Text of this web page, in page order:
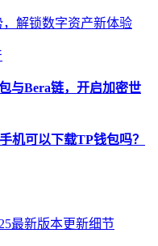
，解锁数字资产新体验
与Bera链，开启加密世
机可以下载TP钱包吗？